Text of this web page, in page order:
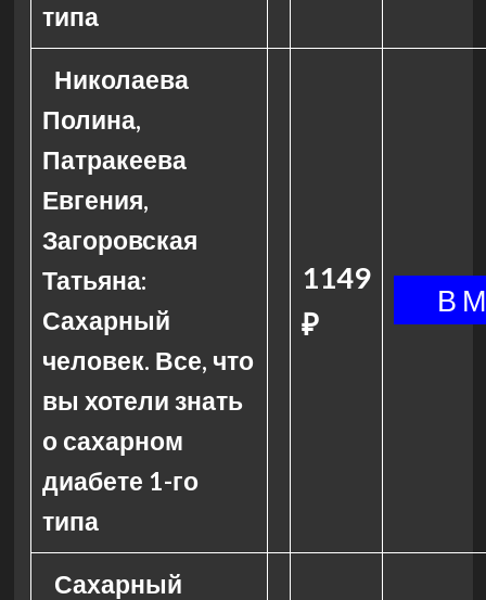
типа
Николаева
Полина,
Патракеева
Евгения,
Загоровская
Татьяна:
Сахарный
человек. Все, что
вы хотели знать
о сахарном
диабете 1-го
типа
1149
₽
Сахарный